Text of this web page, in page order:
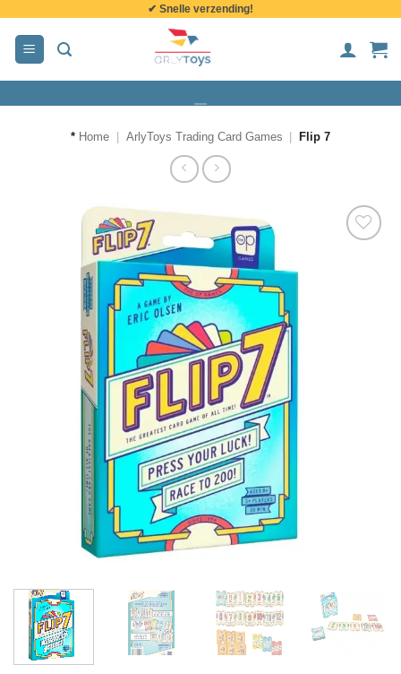
inhoud
✔ Snelle verzending!
* Home ArlyToys Trading Card Games Flip 7